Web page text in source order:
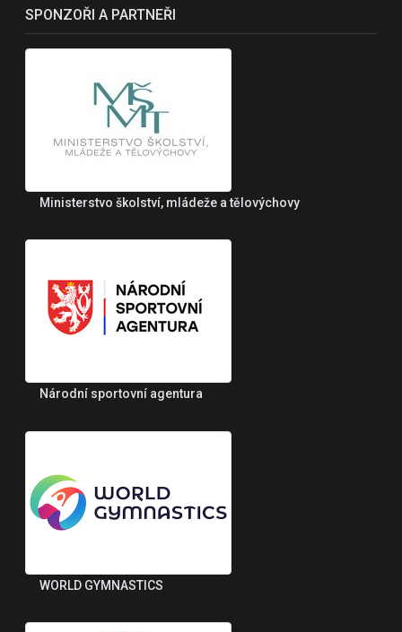
SPONZOŘI A PARTNEŘI
Ministerstvo školství, mládeže a tělovýchovy
Národní sportovní agentura
WORLD GYMNASTICS